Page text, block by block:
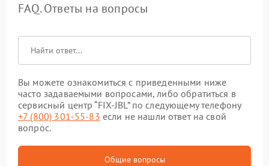
FAQ. Ответы на вопросы
Вы можете ознакомиться с приведенными ниже
часто задаваемыми вопросами, либо обратиться в
сервисный центр “FIX-JBL” по следующему телефону
+7 (800) 301-55-83 если не нашли ответ на свой
вопрос.
Общие вопросы